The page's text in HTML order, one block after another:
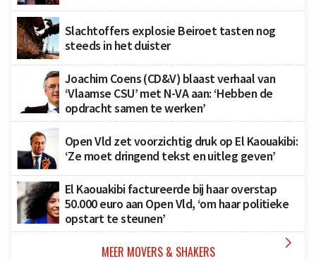
Slachtoffers explosie Beiroet tasten nog
steeds in het duister
Joachim Coens (CD&V) blaast verhaal van
‘Vlaamse CSU’ met N-VA aan: ‘Hebben de
opdracht samen te werken’
Open Vld zet voorzichtig druk op El Kaouakibi:
‘Ze moet dringend tekst en uitleg geven’
El Kaouakibi factureerde bij haar overstap
50.000 euro aan Open Vld, ‘om haar politieke
opstart te steunen’
MEER MOVERS & SHAKERS 